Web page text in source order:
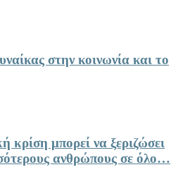
στην κοινωνία και το
κρίση μπορεί να ξεριζώσει
ανθρώπους σε όλο…